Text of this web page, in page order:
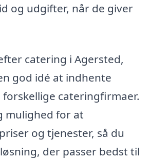
og udgifter, når de giver
catering i Agersted,
god idé at indhente
cateringfirmaer.
mulighed for at
og tjenester, så du
der passer bedst til